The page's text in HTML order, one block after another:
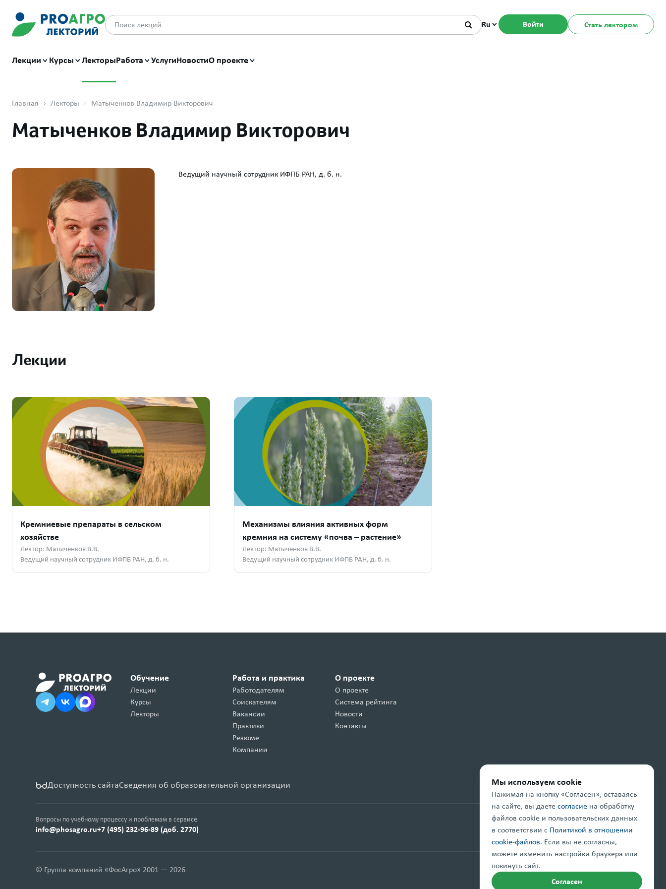
Ru Войти Стать лектором
Лекции Курсы ЛекторыРабота УслугиНовостиО проекте
Главная Лекторы Матыченков Владимир Викторович
Матыченков Владимир Викторович
Ведущий научный сотрудник ИФПБ РАН, д. б. н.
Лекции
Кремниевые препараты в сельском
хозяйстве
Лектор: Матыченков В.В.
Ведущий научный сотрудник ИФПБ РАН, д. б. н.
Механизмы влияния активных форм
кремния на систему «почва – растение»
Лектор: Матыченков В.В.
Ведущий научный сотрудник ИФПБ РАН, д. б. н.
Обучение
Лекции
Курсы
Лекторы
Работа и практика
Работодателям
Соискателям
Вакансии
Практики
Резюме
Компании
О проекте
О проекте
Система рейтинга
Новости
Контакты
Доступность сайтаСведения об образовательной организации
Вопросы по учебному процессу и проблемам в сервисе
info@phosagro.ru+7 (495) 232-96-89 (доб. 2770)
Проект реализуется при поддержке
© Группа компаний «ФосАгро» 2001 — 2026 Правовая информацияКарта сайта
Мы используем cookie
Нажимая на кнопку «Согласен», оставаясь
на сайте, вы даете согласие на обработку
файлов cookie и пользовательских данных
в соответствии с Политикой в отношении
cookie-файлов. Если вы не согласны,
можете изменить настройки браузера или
покинуть сайт.
Согласен